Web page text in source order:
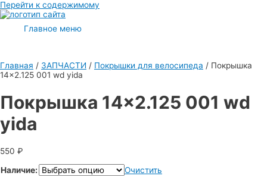
Перейти к содержимому
Главное меню
Главная / ЗАПЧАСТИ / Покрышки для велосипеда / Покрышка
14×2.125 001 wd yida
Покрышка 14×2.125 001 wd
yida
550 ₽
Наличие:
Очистить